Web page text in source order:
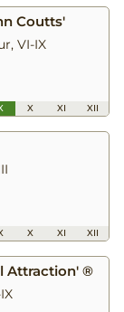
Coutts'
VI-IX
X XI XII
X XI XII
Attraction' ®